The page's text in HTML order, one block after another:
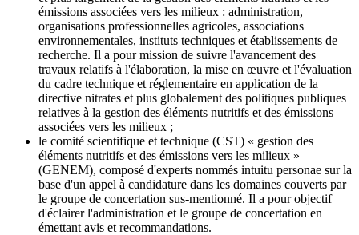
émissions associées vers les milieux : administration,
organisations professionnelles agricoles, associations
environnementales, instituts techniques et établissements de
recherche. Il a pour mission de suivre l'avancement des
travaux relatifs à l'élaboration, la mise en œuvre et l'évaluation
du cadre technique et réglementaire en application de la
directive nitrates et plus globalement des politiques publiques
relatives à la gestion des éléments nutritifs et des émissions
associées vers les milieux ;
le comité scientifique et technique (CST) « gestion des
éléments nutritifs et des émissions vers les milieux »
(GENEM), composé d'experts nommés intuitu personae sur la
base d'un appel à candidature dans les domaines couverts par
le groupe de concertation sus-mentionné. Il a pour objectif
d'éclairer l'administration et le groupe de concertation en
émettant avis et recommandations.